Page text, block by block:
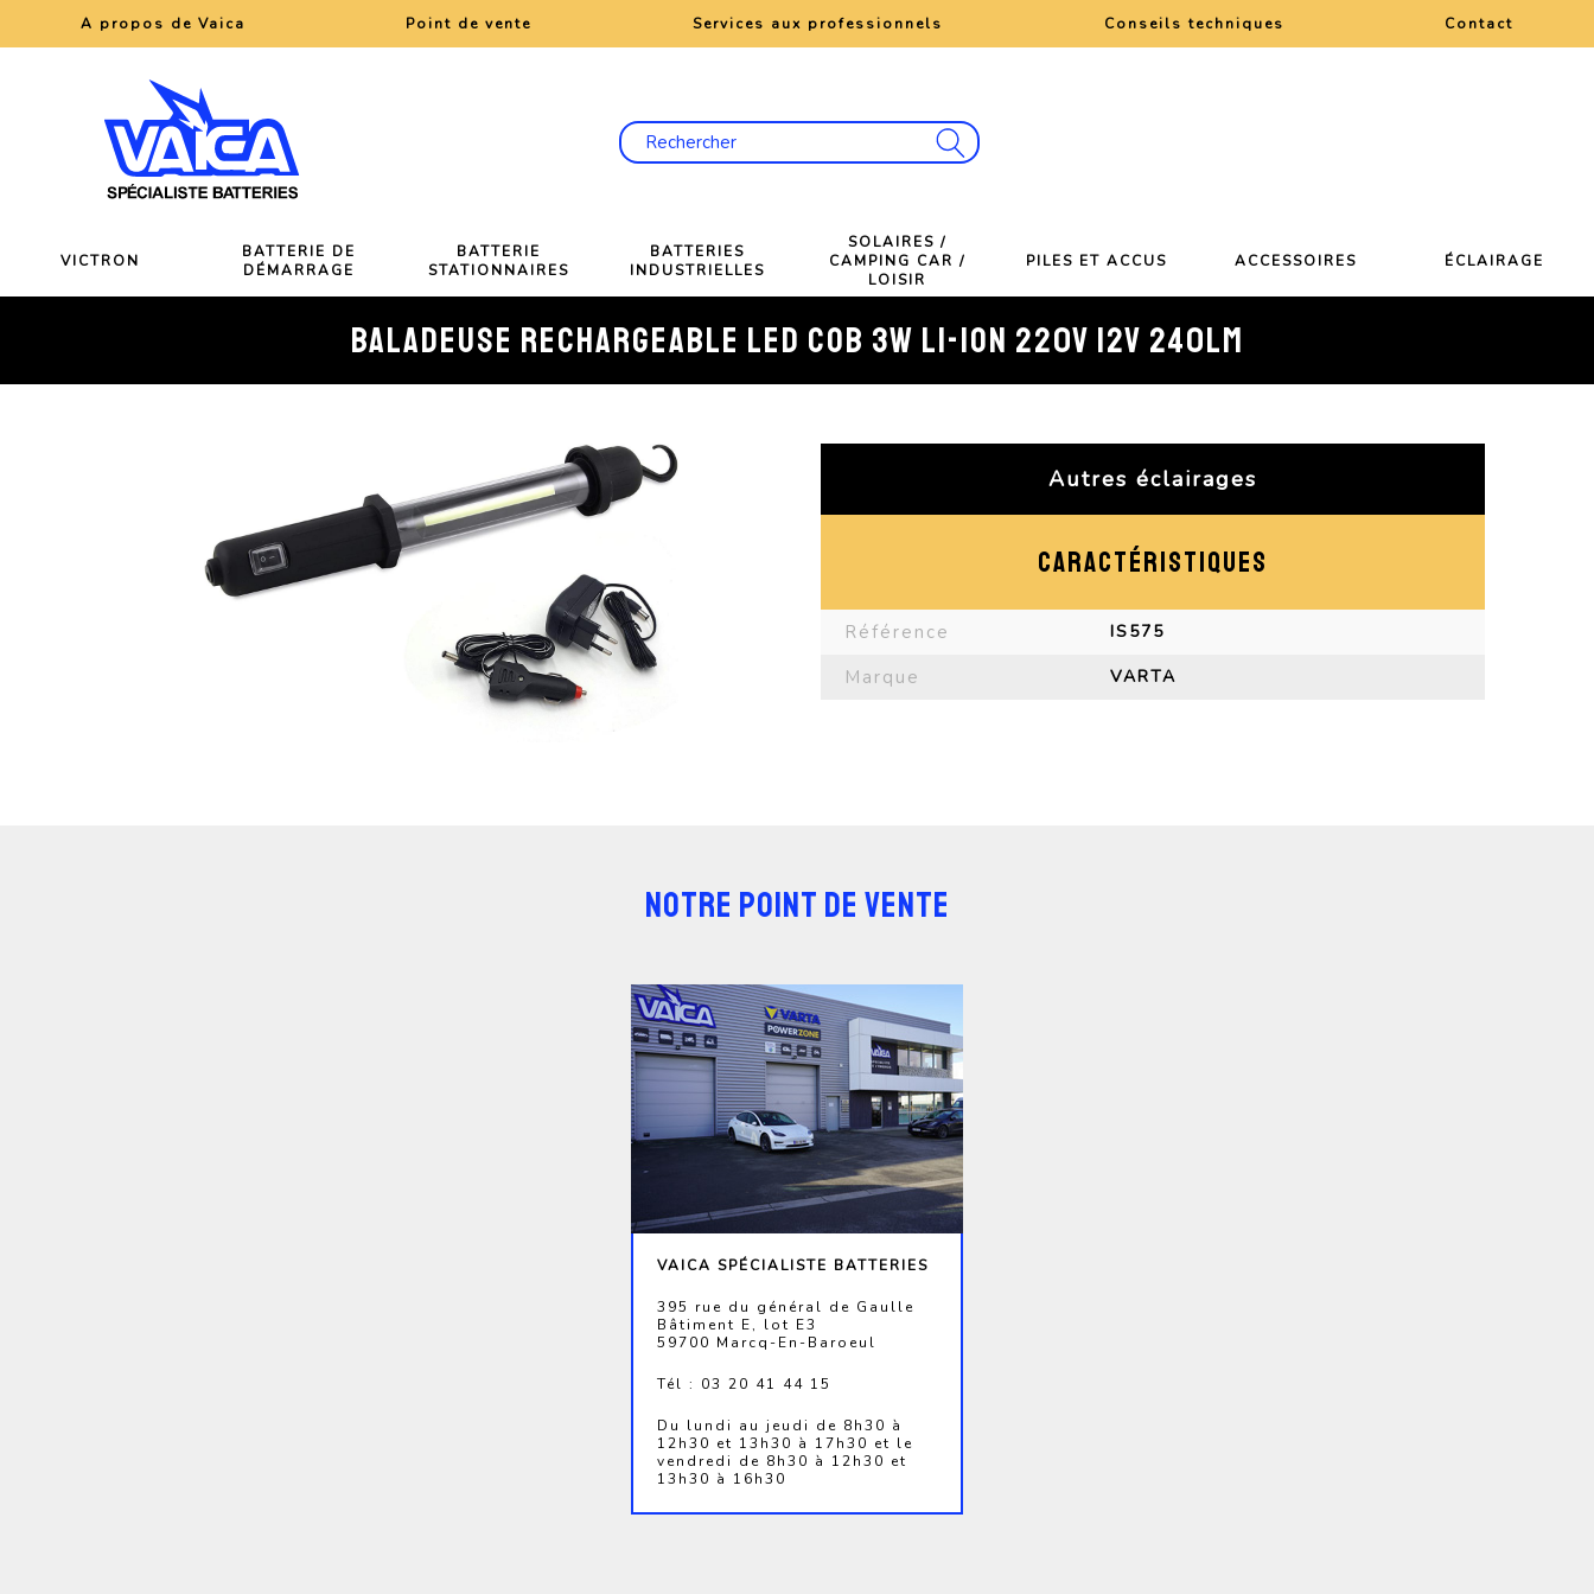
A propos de Vaica Point de vente Services aux professionnels Conseils techniques Contact
VICTRON
BATTERIE DE
DÉMARRAGE
BATTERIE
STATIONNAIRES
BATTERIES
INDUSTRIELLES
SOLAIRES /
CAMPING CAR /
LOISIR
PILES ET ACCUS ACCESSOIRES ÉCLAIRAGE
BALADEUSE RECHARGEABLE LED COB 3W LI-ION 220V 12V 240LM
Autres éclairages
CARACTÉRISTIQUES
Référence IS575
Marque VARTA
NOTRE POINT DE VENTE
VAICA SPÉCIALISTE BATTERIES
395 rue du général de Gaulle
Bâtiment E, lot E3
59700 Marcq-En-Baroeul
Tél : 03 20 41 44 15
Du lundi au jeudi de 8h30 à
12h30 et 13h30 à 17h30 et le
vendredi de 8h30 à 12h30 et
13h30 à 16h30